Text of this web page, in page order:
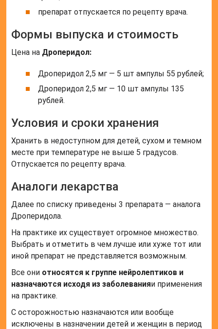
препарат отпускается по рецепту врача.
Формы выпуска и стоимость
Цена на Дроперидол:
Дроперидол 2,5 мг — 5 шт ампулы 55 рублей;
Дроперидол 2,5 мг — 10 шт ампулы 135
рублей.
Условия и сроки хранения
Хранить в недоступном для детей, сухом и темном
месте при температуре не выше 5 градусов.
Отпускается по рецепту врача.
Аналоги лекарства
Далее по списку приведены 3 препарата — аналога
Дроперидола.
На практике их существует огромное множество.
Выбрать и отметить в чем лучше или хуже тот или
иной препарат не представляется возможным.
Все они относятся к группе нейролептиков и
назначаются исходя из заболеванияи применения
на практике.
С осторожностью назначаются или вообще
исключены в назначении детей и женщин в период